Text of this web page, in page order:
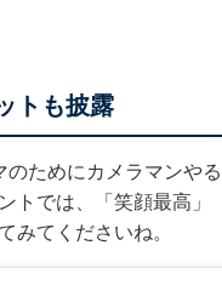
トも披露
のためにカメラマンや
トでは、「笑顔最高
みてくださいね。